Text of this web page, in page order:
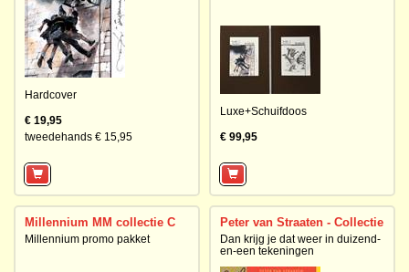
Hardcover
€ 19,95
tweedehands € 15,95
Luxe+Schuifdoos
€ 99,95
Millennium MM collectie C
Millennium promo pakket
Peter van Straaten - Collectie
Dan krijg je dat weer in duizend-
en-een tekeningen